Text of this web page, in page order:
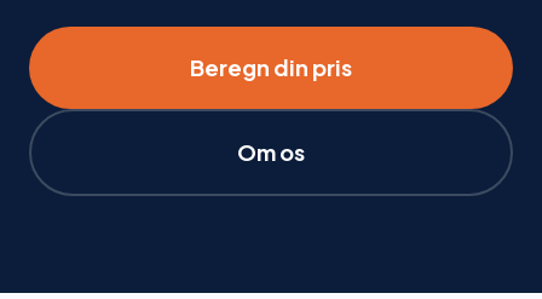
Beregn din pris
Om os